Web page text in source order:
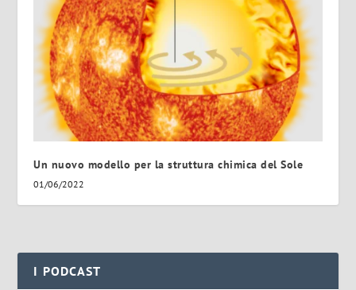
Un nuovo modello per la struttura chimica del Sole
01/06/2022
I PODCAST